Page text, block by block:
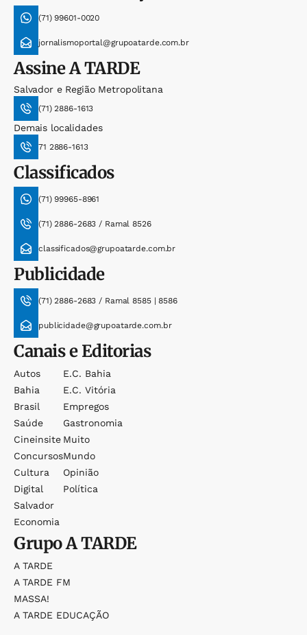
(71) 99601-0020
jornalismoportal@grupoatarde.com.br
AssineA TARDE
Salvador e Região Metropolitana
(71) 2886-1613
Demais localidades
71 2886-1613
Classificados
(71) 99965-8961
(71) 2886-2683 / Ramal 8526
classificados@grupoatarde.com.br
Publicidade
(71) 2886-2683 / Ramal 8585 | 8586
publicidade@grupoatarde.com.br
Canais e Editorias
Autos
Bahia
Brasil
Saúde
Cineinsite
Concursos
Cultura
Digital
Salvador
Economia
E.c. Bahia
E.c. Vitória
Empregos
Gastronomia
Muito
Mundo
Opinião
Política
GrupoA TARDE
A TARDE
A TARDE FM
MASSA!
A TARDE EDUCAÇÃO